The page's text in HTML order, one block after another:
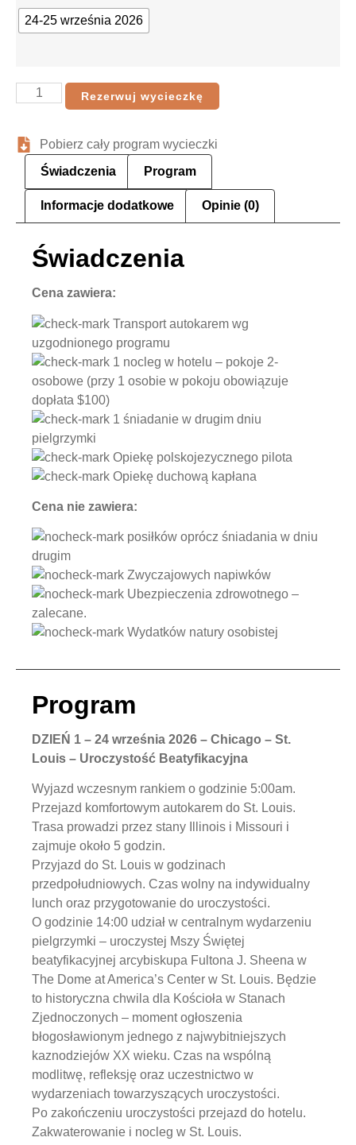
24-25 września 2026
Rezerwuj wycieczkę
Pobierz cały program wycieczki
Świadczenia
Program
Informacje dodatkowe Opinie (0)
Świadczenia
Cena zawiera:
Transport autokarem wg
uzgodnionego programu
1 nocleg w hotelu – pokoje 2-
osobowe (przy 1 osobie w pokoju obowiązuje
dopłata $100)
1 śniadanie w drugim dniu
pielgrzymki
Opiekę polskojezycznego pilota
Opiekę duchową kapłana
Cena nie zawiera:
posiłków oprócz śniadania w dniu
drugim
Zwyczajowych napiwków
Ubezpieczenia zdrowotnego –
zalecane.
Wydatków natury osobistej
Program
DZIEŃ 1 – 24 września 2026 – Chicago – St.
Louis – Uroczystość Beatyfikacyjna
Wyjazd wczesnym rankiem o godzinie 5:00am.
Przejazd komfortowym autokarem do St. Louis.
Trasa prowadzi przez stany Illinois i Missouri i
zajmuje około 5 godzin.
Przyjazd do St. Louis w godzinach
przedpołudniowych. Czas wolny na indywidualny
lunch oraz przygotowanie do uroczystości.
O godzinie 14:00 udział w centralnym wydarzeniu
pielgrzymki – uroczystej Mszy Świętej
beatyfikacyjnej arcybiskupa Fultona J. Sheena w
The Dome at America’s Center w St. Louis. Będzie
to historyczna chwila dla Kościoła w Stanach
Zjednoczonych – moment ogłoszenia
błogosławionym jednego z najwybitniejszych
kaznodziejów XX wieku. Czas na wspólną
modlitwę, refleksję oraz uczestnictwo w
wydarzeniach towarzyszących uroczystości.
Po zakończeniu uroczystości przejazd do hotelu.
Zakwaterowanie i nocleg w St. Louis.